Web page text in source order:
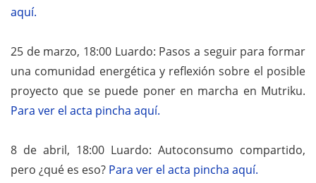
aquí.
25 de marzo, 18:00 Luardo: Pasos a seguir para formar
una comunidad energética y reflexión sobre el posible
proyecto que se puede poner en marcha en Mutriku.
Para ver el acta pincha aquí.
8 de abril, 18:00 Luardo: Autoconsumo compartido,
pero ¿qué es eso? Para ver el acta pincha aquí.